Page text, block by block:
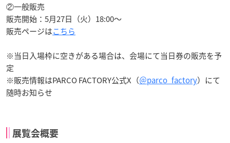
②一般販売
販売開始：5月27日（火）18:00～
販売ページはこちら
※当日入場枠に空きがある場合は、会場にて当日券の販売を予
定
※販売情報はPARCO FACTORY公式X（＠parco_factory）にて
随時お知らせ
展覧会概要